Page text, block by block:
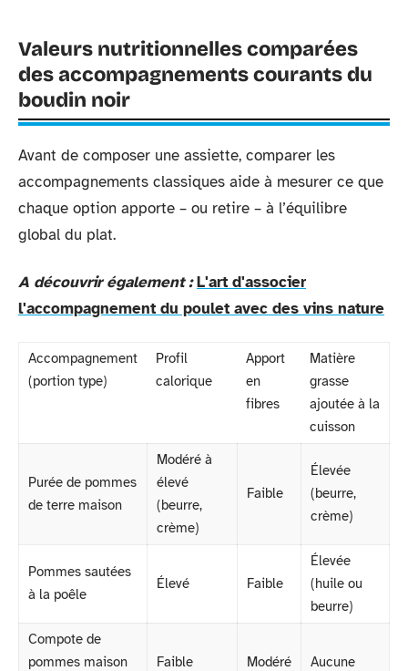
Valeurs nutritionnelles comparées
des accompagnements courants du
boudin noir
Avant de composer une assiette, comparer les
accompagnements classiques aide à mesurer ce que
chaque option apporte – ou retire – à l’équilibre
global du plat.
A découvrir également : L'art d'associer
l'accompagnement du poulet avec des vins nature
Accompagnement
(portion type)
Profil
calorique
Apport
en
fibres
Matière
grasse
ajoutée à la
cuisson
Purée de pommes
de terre maison
Modéré à
élevé
(beurre,
crème)
Faible
Élevée
(beurre,
crème)
Pommes sautées
à la poêle
Élevé Faible
Élevée
(huile ou
beurre)
Compote de
pommes maison
Faible Modéré Aucune